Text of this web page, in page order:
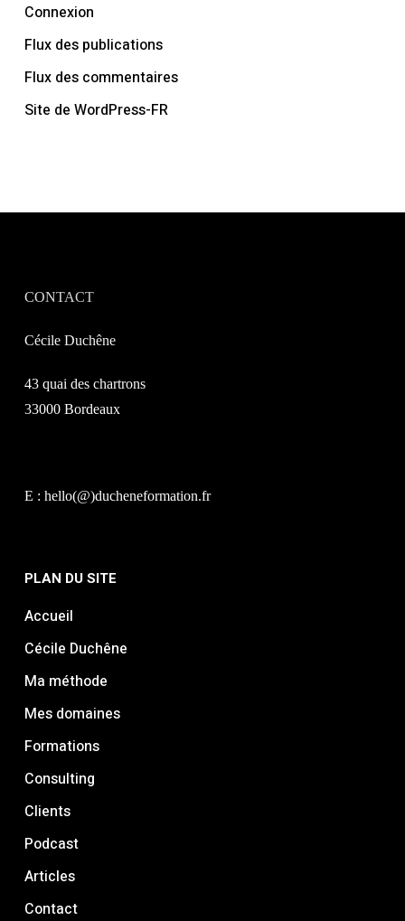
Connexion
Flux des publications
Flux des commentaires
Site de WordPress-FR
CONTACT
Cécile Duchêne
43 quai des chartrons
33000 Bordeaux
E : hello(@)ducheneformation.fr
PLAN DU SITE
Accueil
Cécile Duchêne
Ma méthode
Mes domaines
Formations
Consulting
Clients
Podcast
Articles
Contact